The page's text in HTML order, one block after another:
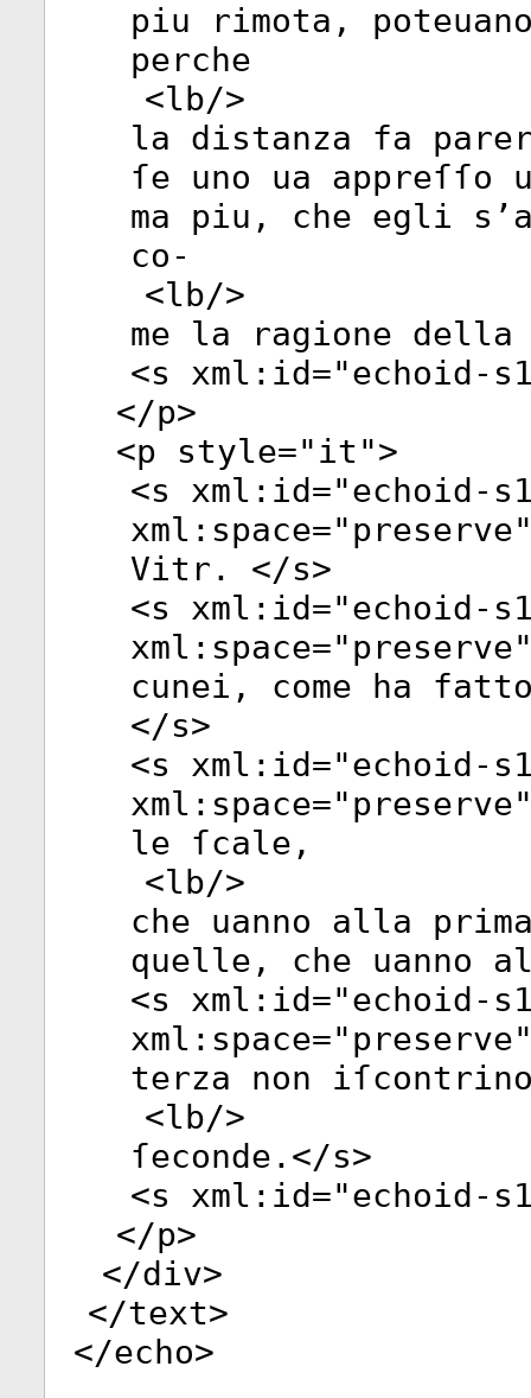
piu rimota,
perche
<lb/>
la distanza fa
ſe uno ua
ma piu, che egli
co-
<lb/>
me la ragione
<s xml:id="echoid-
</p>
<p style="it">
<s xml:id="echoid-
xml:space="preserve
Vitr. </s>
<s xml:id="echoid-
xml:space="preserve
cunei, come ha
</s>
<s xml:id="echoid-
xml:space="preserve
le ſcale,
<lb/>
che uanno alla
quelle, che uanno
<s xml:id="echoid-
xml:space="preserve
terza non
<lb/>
ſeconde.</s>
<s xml:id="echoid-
</p>
</div>
</text>
</echo>